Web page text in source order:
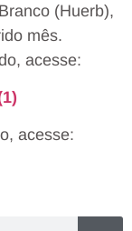
(Huerb),
mês.
acesse:
acesse: